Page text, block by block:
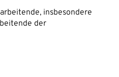
insbesondere
der